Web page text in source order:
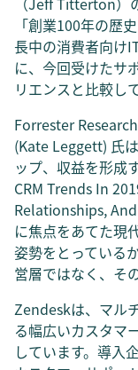
「創業100年の歴
長中の消費者向け
に、今回受けたサ
リエンスと比較し
Forrester
(Kate Leggett) 氏
ップ、収益を形成
CRM Trends In
Relationships,
に焦点をあてた現
姿勢をとっている
営層ではなく、そ
Zendeskは、マル
る幅広いカスタマ
しています。導入